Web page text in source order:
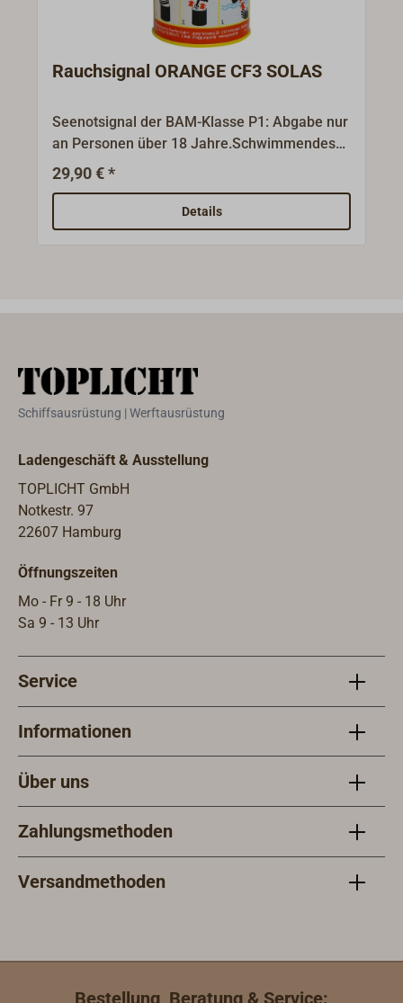
Rauchsignal ORANGE CF3 SOLAS
Seenotsignal der BAM-Klasse P1: Abgabe nur
an Personen über 18 Jahre.Schwimmendes
Rauchsignal (Rauchtopf) mit orangefarbenem
Rauch. Typ CF3 von PyroPol - zugelassen
nach SOLAS - schwimmfähiges
Tagesnotsignal, das eine einfache und
Rettungsaktionen und hilft die Windrichtung
Positionsmarkierung und Bestimmung der
Tag.Vorgeschrieben in den an Bord
vorzuhaltenden Rettungsbooten und
Rettungsinseln.Empfohlen für alle Arten von
Wasserfahrzeugen - ob beruflich oder
(wheelmark) entsprechend SOLAS 74, IMO-
Resolution MSC.81(70).Gebrauchszeit 3
Jahre. PYROPOL Seenotsignale:Qualität ist
vor mehr als 100 Jahren in Hamburg
gegründeten Unternehmens. Der heute im
Raum Hamburg (Hornbek) ansässige Betrieb
entwickelt, produziert und vertreibt
Generation vom Enkel des Gründers.
Sicherheit, Zuverlässigkeit und Qualität sind
stets oberstes Gebot. Alle PYROPOL-
Seenotsignale sind CE-zertifiziert und von der
BAM (Bundesanstalt für Materialforschung
29,90 € *
Details
Schiffsausrüstung | Werftausrüstung
Ladengeschäft & Ausstellung
TOPLICHT GmbH
Notkestr. 97
22607 Hamburg
Öffnungszeiten
Mo - Fr 9 - 18 Uhr
Sa 9 - 13 Uhr
Service
Informationen
Über uns
Zahlungsmethoden
Versandmethoden
Bestellung, Beratung & Service: